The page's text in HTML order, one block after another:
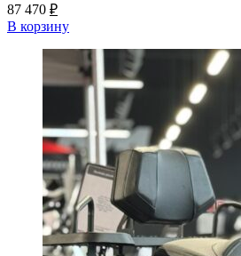
87 470 ₽
В корзину